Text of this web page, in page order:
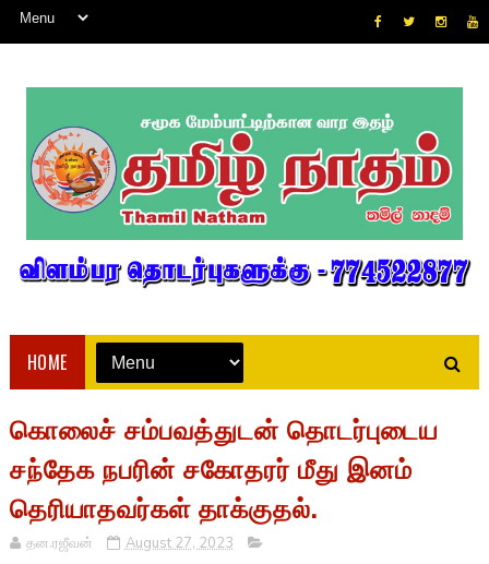
HOME
கொலைச் சம்பவத்துடன் தொடர்புடைய
சந்தேக நபரின் சகோதரர் மீது இனம்
தெரியாதவர்கள் தாக்குதல்.
தன.ரஜீவன் August 27, 2023